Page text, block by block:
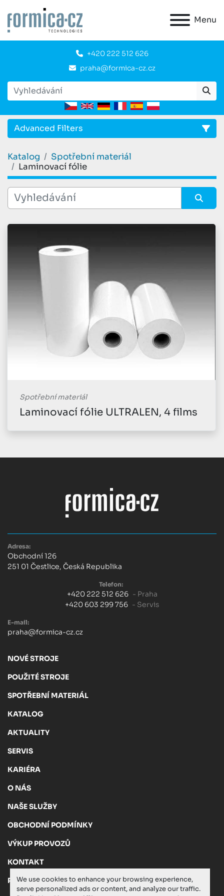
We use cookies to enhance your browsing experience,
serve personalized ads or content, and analyze our traffic.
Menu
+420 222 512 626
praha@formica-cz.cz
Advanced Filters
CATEGORY:
Katalog
Spotřební materiál
Laminovací fólie
Spotřební materiál
Laminovací fólie ULTRALEN, 4 films
Adresa:
Obchodní 126
251 01 Čestlice, Česká Republika
Telefon:
+420 222 512 626 - Praha
+420 603 299 756 - Servis
E-mail:
praha@formica-cz.cz
NOVÉ STROJE
POUŽITÉ STROJE
SPOTŘEBNÍ MATERIÁL
KATALOG
AKTUALITY
SERVIS
KARIÉRA
O NÁS
NAŠE SLUŽBY
OBCHODNÍ PODMÍNKY
VÝKUP PROVOZŮ
KONTAKT
PRIVACY POLICY